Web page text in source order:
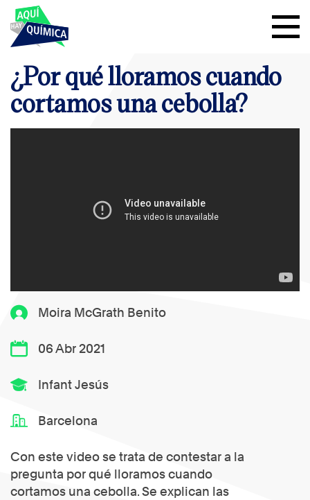
Moira McGrath Benito
06 Abr 2021
Infant Jesús
Barcelona
Con este video se trata de contestar a la
pregunta por qué lloramos cuando
cortamos una cebolla. Se explican las
¿Por qué lloramos cuando
cortamos una cebolla?